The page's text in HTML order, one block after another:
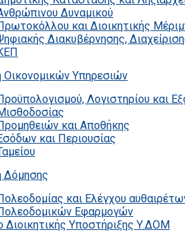
Δυναμικού
και Διοικητικής
Διακυβέρνησης,
Οικονομικών Υπηρεσιών
Λογιστηρίου και
και Αποθήκης
και Περιουσίας
Δόμησης
και Ελέγχου
Εφαρμογών
Διοικητικής Υποστήριξης Υ.ΔΟΜ